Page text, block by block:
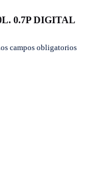
0.7P DIGITAL
campos obligatorios